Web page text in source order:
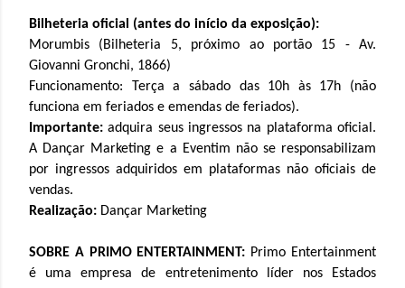
Bilheteria oficial (antes do início da exposição):
Morumbis (Bilheteria 5, próximo ao portão 15 - Av.
Giovanni Gronchi, 1866)
Funcionamento: Terça a sábado das 10h às 17h (não
funciona em feriados e emendas de feriados).
Importante: adquira seus ingressos na plataforma oficial.
A Dançar Marketing e a Eventim não se responsabilizam
por ingressos adquiridos em plataformas não oficiais de
vendas.
Realização: Dançar Marketing
SOBRE A PRIMO ENTERTAINMENT: Primo Entertainment
é uma empresa de entretenimento líder nos Estados